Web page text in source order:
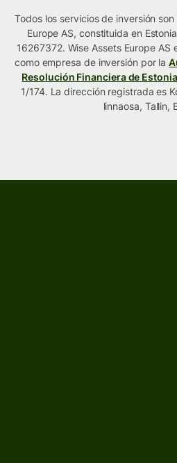
Todos los servicios de inversión
Europe AS, constituida en
16267372. Wise Assets Europe
como empresa de inversión por la
Resolución Financiera de Estonia
1/174. La dirección registrada es
linnaosa, Tallin,